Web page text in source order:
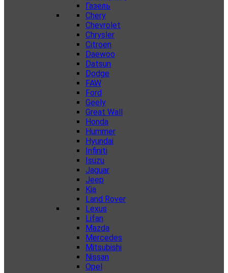
Газель
Chery
Chevrolet
Chrysler
Citroen
Daewoo
Datsun
Dodge
FAW
Ford
Geely
Great Wall
Honda
Hummer
Hyundai
Infiniti
Isuzu
Jaguar
Jeep
Kia
Land Rover
Lexus
Lifan
Mazda
Mercedes
Mitsubishi
Nissan
Opel